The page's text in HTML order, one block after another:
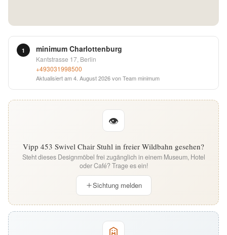
English
Deutsch
1 minimum Charlottenburg
Kantstrasse 17, Berlin
+493031998500
Aktualisiert am4. August 2026von Team minimum
👁
Vipp 453 Swivel Chair Stuhl in freier Wildbahn gesehen?
Steht dieses Designmöbel frei zugänglich in einem Museum, Hotel
oder Café? Trage es ein!
Sichtung melden